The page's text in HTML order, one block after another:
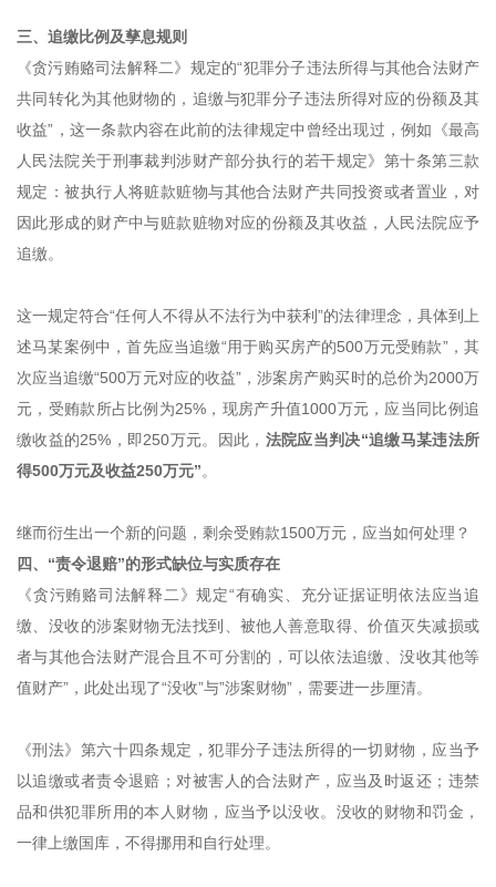
三、追缴比例及孳息规则
《贪污贿赂司法解释二》规定的“犯罪分子违法所得与其他合法财产
共同转化为其他财物的，追缴与犯罪分子违法所得对应的份额及其
收益”，这一条款内容在此前的法律规定中曾经出现过，例如《最高
人民法院关于刑事裁判涉财产部分执行的若干规定》第十条第三款
规定：被执行人将赃款赃物与其他合法财产共同投资或者置业，对
因此形成的财产中与赃款赃物对应的份额及其收益，人民法院应予
追缴。
这一规定符合“任何人不得从不法行为中获利”的法律理念，具体到上
述马某案例中，首先应当追缴“用于购买房产的500万元受贿款”，其
次应当追缴“500万元对应的收益”，涉案房产购买时的总价为2000万
元，受贿款所占比例为25%，现房产升值1000万元，应当同比例追
缴收益的25%，即250万元。因此， 法院应当判决“追缴马某违法所
得500万元及收益250万元”。
继而衍生出一个新的问题，剩余受贿款1500万元，应当如何处理？
四、“责令退赔”的形式缺位与实质存在
《贪污贿赂司法解释二》规定“有确实、充分证据证明依法应当追
缴、没收的涉案财物无法找到、被他人善意取得、价值灭失减损或
者与其他合法财产混合且不可分割的，可以依法追缴、没收其他等
值财产”，此处出现了“没收”与”涉案财物” ，需要进一步厘清。
《刑法》第六十四条规定，犯罪分子违法所得的一切财物，应当予
以追缴或者责令退赔；对被害人的合法财产，应当及时返还；违禁
品和供犯罪所用的本人财物，应当予以没收。没收的财物和罚金，
一律上缴国库，不得挪用和自行处理。